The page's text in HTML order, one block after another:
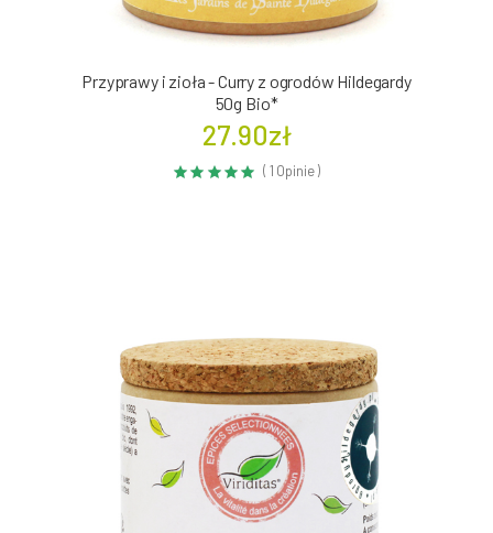
Przyprawy i zioła - Curry z ogrodów Hildegardy
50g Bio*
27.90zł
( 1 Opinie )